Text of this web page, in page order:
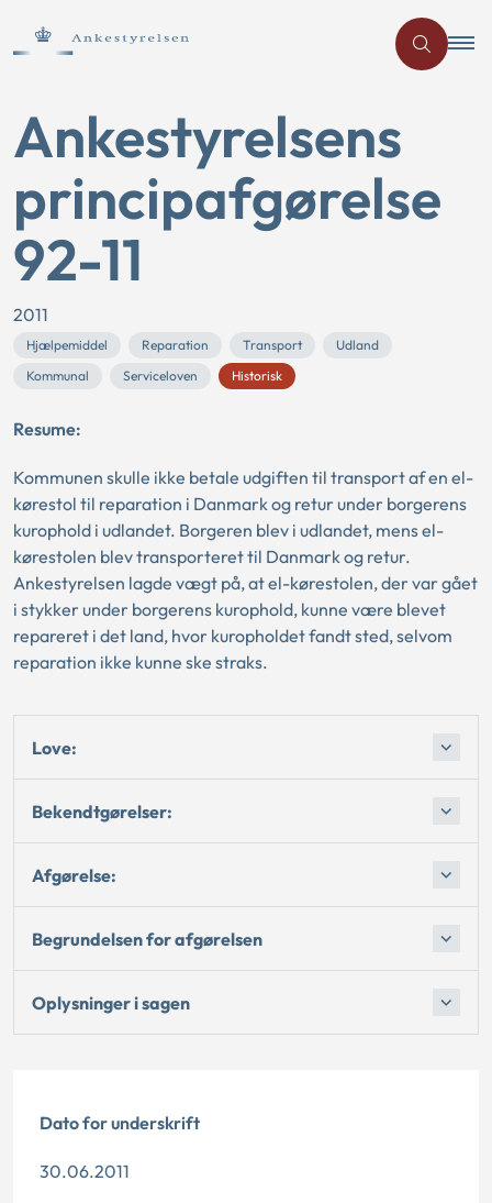
Ankestyrelsens
principafgørelse
92-11
2011
Hjælpemiddel Reparation Transport
Udland
Kommunal
Serviceloven Historisk
Resume:
Kommunen skulle ikke betale udgiften til transport af en el-
kørestol til reparation i Danmark og retur under borgerens
kurophold i udlandet. Borgeren blev i udlandet, mens el-
kørestolen blev transporteret til Danmark og retur.
Ankestyrelsen lagde vægt på, at el-kørestolen, der var gået
i stykker under borgerens kurophold, kunne være blevet
repareret i det land, hvor kuropholdet fandt sted, selvom
reparation ikke kunne ske straks.
Love:
Bekendtgørelser:
Afgørelse:
Begrundelsen for afgørelsen
Oplysninger i sagen
Dato for underskrift
30.06.2011